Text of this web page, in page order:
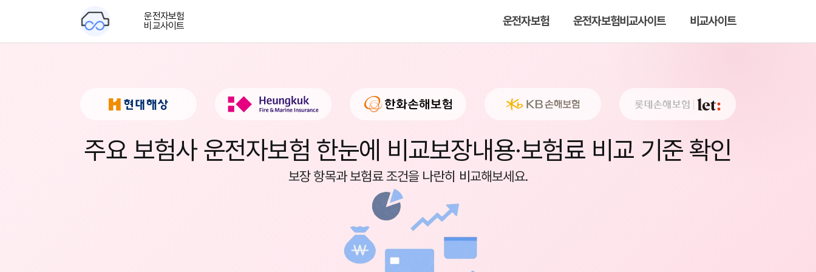
운전자보험
비교사이트
운전자보험 운전자보험비교사이트 비교사이트
주요 보험사 운전자보험 한눈에 비교보장내용·보험료 비교 기준 확인
보장 항목과 보험료 조건을 나란히 비교해보세요.